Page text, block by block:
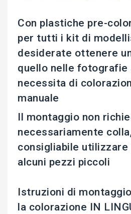
Con plastiche pre-
per tutti i kit di
desiderate ottenere
quello nelle fotografie
necessita di
manuale
Il montaggio non
necessariamente
consigliabile
alcuni pezzi piccoli
Istruzioni di
la colorazione IN